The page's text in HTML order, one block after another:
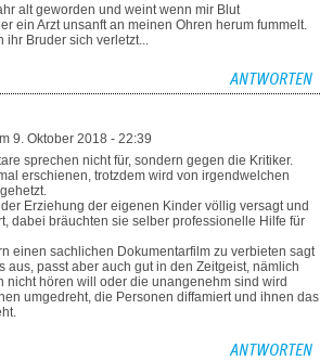
alt geworden und weint wenn mir Blut
ein Arzt unsanft an meinen Ohren herum fummelt.
Bruder sich verletzt...
ANTWORTEN
9. Oktober 2018 - 22:39
sprechen nicht für, sondern gegen die Kritiker.
erschienen, trotzdem wird von irgendwelchen
Erziehung der eigenen Kinder völlig versagt und
dabei bräuchten sie selber professionelle Hilfe für
einen sachlichen Dokumentarfilm zu verbieten sagt
aus, passt aber auch gut in den Zeitgeist, nämlich
nicht hören will oder die unangenehm sind wird
umgedreht, die Personen diffamiert und ihnen das
ANTWORTEN